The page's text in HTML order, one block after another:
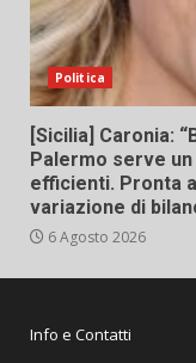
Politica
[Sicilia] Caronia:
Palermo serve
efficienti. Pronta
variazione di
6 Agosto 2026
Info e Contatti